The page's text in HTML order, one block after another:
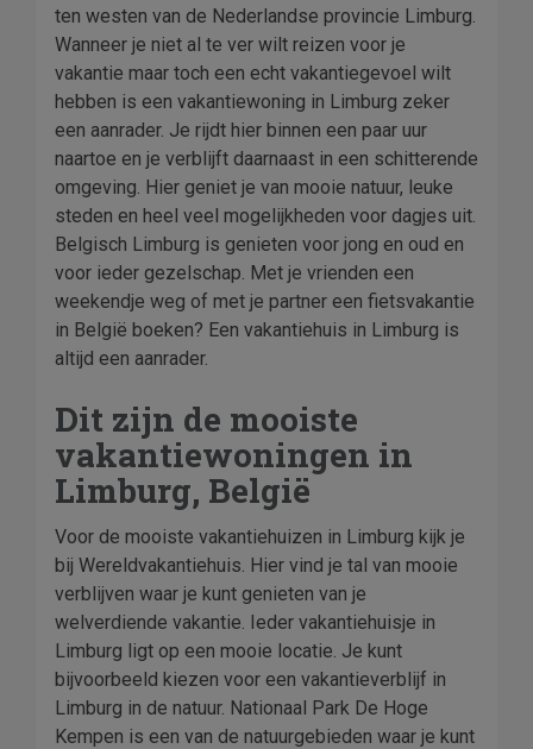
ten westen van de Nederlandse provincie Limburg.
Wanneer je niet al te ver wilt reizen voor je
vakantie maar toch een echt vakantiegevoel wilt
hebben is een vakantiewoning in Limburg zeker
een aanrader. Je rijdt hier binnen een paar uur
naartoe en je verblijft daarnaast in een schitterende
omgeving. Hier geniet je van mooie natuur, leuke
steden en heel veel mogelijkheden voor dagjes uit.
Belgisch Limburg is genieten voor jong en oud en
voor ieder gezelschap. Met je vrienden een
weekendje weg of met je partner een fietsvakantie
in België boeken? Een vakantiehuis in Limburg is
altijd een aanrader.
Dit zijn de mooiste
vakantiewoningen in
Limburg, België
Voor de mooiste vakantiehuizen in Limburg kijk je
bij Wereldvakantiehuis. Hier vind je tal van mooie
verblijven waar je kunt genieten van je
welverdiende vakantie. Ieder vakantiehuisje in
Limburg ligt op een mooie locatie. Je kunt
bijvoorbeeld kiezen voor een vakantieverblijf in
Limburg in de natuur. Nationaal Park De Hoge
Kempen is een van de natuurgebieden waar je kunt